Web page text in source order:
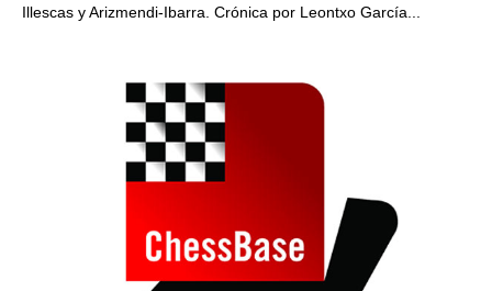
Illescas y Arizmendi-Ibarra. Crónica por Leontxo García...